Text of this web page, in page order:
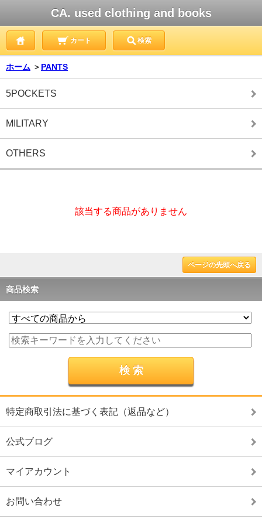
CA. used clothing and books
カート 検索
ホーム ＞ PANTS
5POCKETS
MILITARY
OTHERS
該当する商品がありません
ページの先頭へ戻る
商品検索
特定商取引法に基づく表記（返品など）
公式ブログ
マイアカウント
お問い合わせ